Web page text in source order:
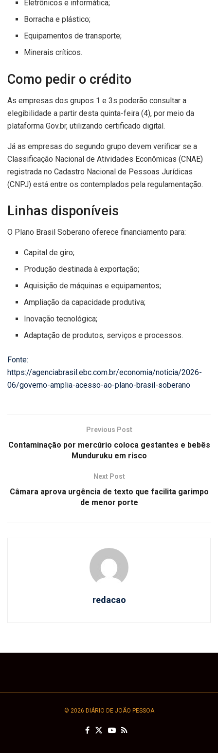
Eletrônicos e informática;
Borracha e plástico;
Equipamentos de transporte;
Minerais críticos.
Como pedir o crédito
As empresas dos grupos 1 e 3s poderão consultar a
elegibilidade a partir desta quinta-feira (4), por meio da
plataforma Gov.br, utilizando certificado digital.
Já as empresas do segundo grupo devem verificar se a
Classificação Nacional de Atividades Econômicas (CNAE)
registrada no Cadastro Nacional de Pessoas Jurídicas
(CNPJ) está entre os contemplados pela regulamentação.
Linhas disponíveis
O Plano Brasil Soberano oferece financiamento para:
Capital de giro;
Produção destinada à exportação;
Aquisição de máquinas e equipamentos;
Ampliação da capacidade produtiva;
Inovação tecnológica;
Adaptação de produtos, serviços e processos.
Fonte:
https://agenciabrasil.ebc.com.br/economia/noticia/2026-
06/governo-amplia-acesso-ao-plano-brasil-soberano
Previous Post
Contaminação por mercúrio coloca gestantes e bebês
Munduruku em risco
Next Post
Câmara aprova urgência de texto que facilita garimpo
de menor porte
redacao
© 2026 DIÁRIO DE JOÃO PESSOA